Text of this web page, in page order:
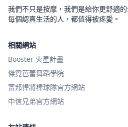
我們不只是按摩，我們是給你更舒適的
每個認真生活的人，都值得被疼愛。
相關網站
Booster 火星計畫
傑霓芭蕾舞蹈學院
富邦悍將棒球隊官方網站
中信兄弟官方網站